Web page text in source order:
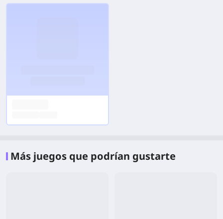
Más juegos que podrían gustarte